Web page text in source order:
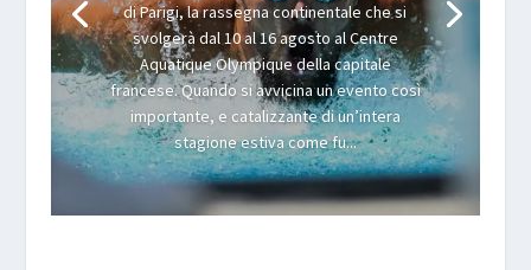
di Parigi, la rassegna continentale che si
svolgerà dal 10 al 16 agosto al Centre
Aquatique Olympique della capitale
francese. Quando si avvicina un evento così
importante, e catalizzante di un’intera
stagione estiva come fu...